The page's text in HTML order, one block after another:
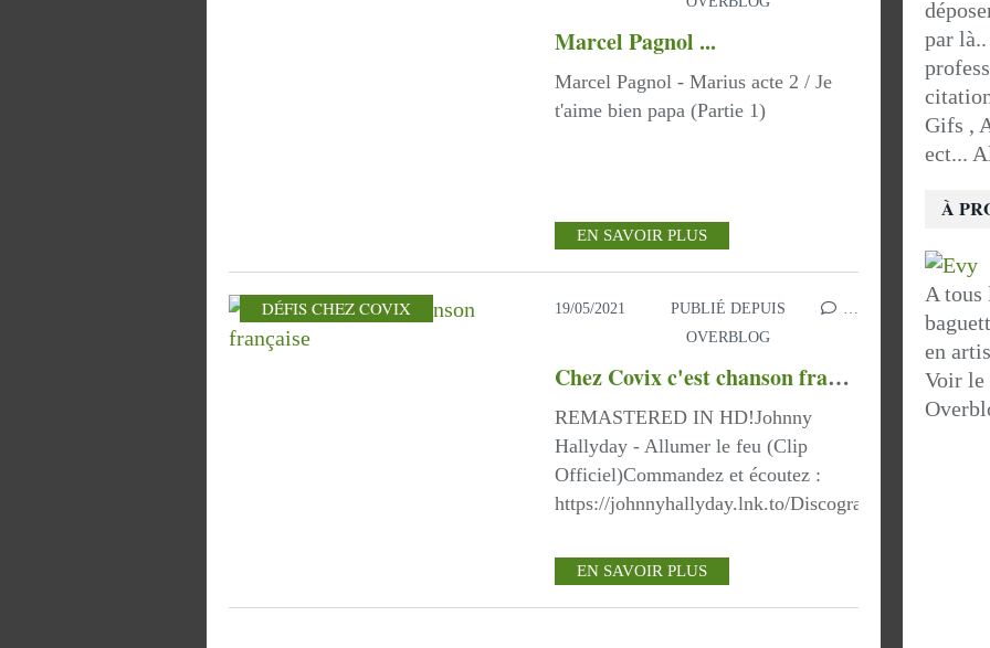
Marcel Pagnol ...
Marcel Pagnol - Marius acte 2 / Je
t'aime bien papa (Partie 1)
EN SAVOIR PLUS
DÉFIS CHEZ COVIX 19/05/2021
PUBLIÉ DEPUIS
OVERBLOG
…
Chez Covix c'est chanson française
REMASTERED IN HD!Johnny
Hallyday - Allumer le feu (Clip
Officiel)Commandez et écoutez :
https://johnnyhallyday.lnk.to/DiscographieID...
EN SAVOIR PLUS
par
Gifs ,
ect...
À
A tous
en
Voir